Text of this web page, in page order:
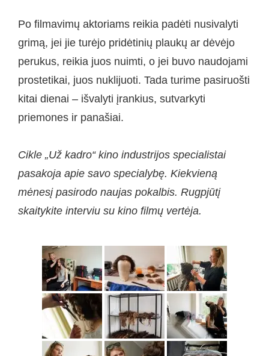
Po filmavimų aktoriams reikia padėti nusivalyti
grimą, jei jie turėjo pridėtinių plaukų ar dėvėjo
perukus, reikia juos nuimti, o jei buvo naudojami
prostetikai, juos nuklijuoti. Tada turime pasiruošti
kitai dienai – išvalyti įrankius, sutvarkyti
priemones ir panašiai.
Cikle „Už kadro“ kino industrijos specialistai
pasakoja apie savo specialybę. Kiekvieną
mėnesį pasirodo naujas pokalbis. Rugpjūtį
skaitykite interviu su kino filmų vertėja.